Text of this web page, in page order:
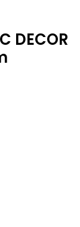
DECOR